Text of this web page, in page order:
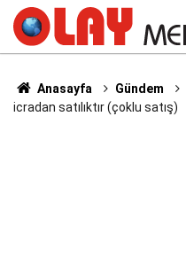
Anasayfa Gündem
icradan satılıktır (çoklu satış)